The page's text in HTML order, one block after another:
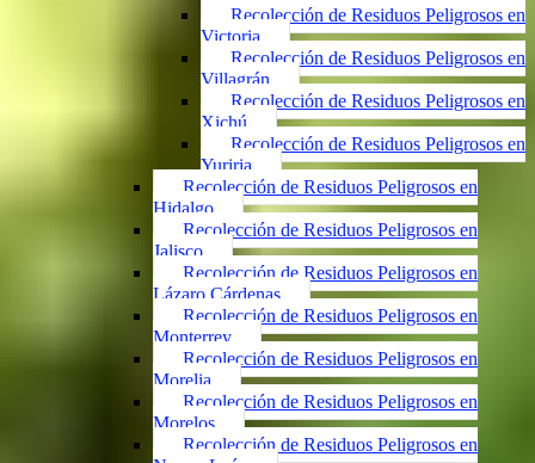
Recolección de Residuos Peligrosos en
Victoria
Recolección de Residuos Peligrosos en
Villagrán
Recolección de Residuos Peligrosos en
Xichú
Recolección de Residuos Peligrosos en
Yuriria
Recolección de Residuos Peligrosos en
Hidalgo
Recolección de Residuos Peligrosos en
Jalisco
Recolección de Residuos Peligrosos en
Lázaro Cárdenas
Recolección de Residuos Peligrosos en
Monterrey
Recolección de Residuos Peligrosos en
Morelia
Recolección de Residuos Peligrosos en
Morelos
Recolección de Residuos Peligrosos en